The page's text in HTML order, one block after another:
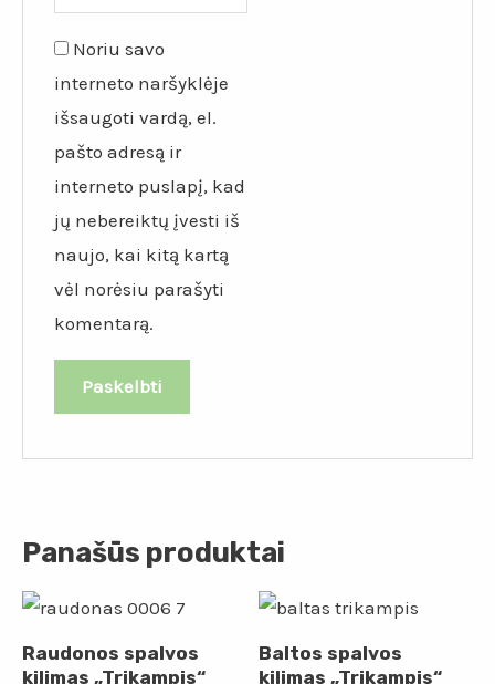
Noriu savo
interneto naršyklėje
išsaugoti vardą, el.
pašto adresą ir
interneto puslapį, kad
jų nebereiktų įvesti iš
naujo, kai kitą kartą
vėl norėsiu parašyti
komentarą.
Panašūs produktai
Raudonos spalvos
kilimas „Trikampis“
Baltos spalvos
kilimas „Trikampis“